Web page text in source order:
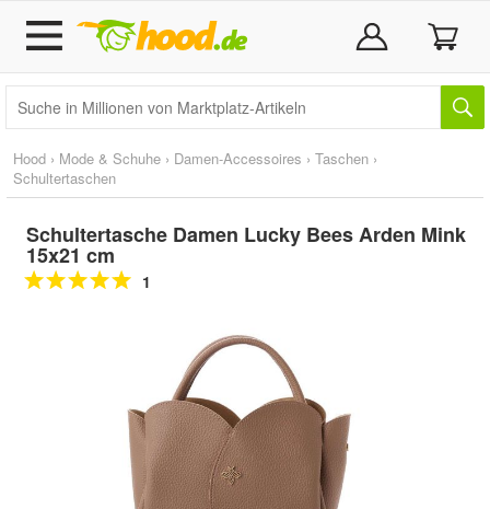
Hood › Mode & Schuhe › Damen-Accessoires › Taschen ›
Schultertaschen
Schultertasche Damen Lucky Bees Arden Mink
15x21 cm
1